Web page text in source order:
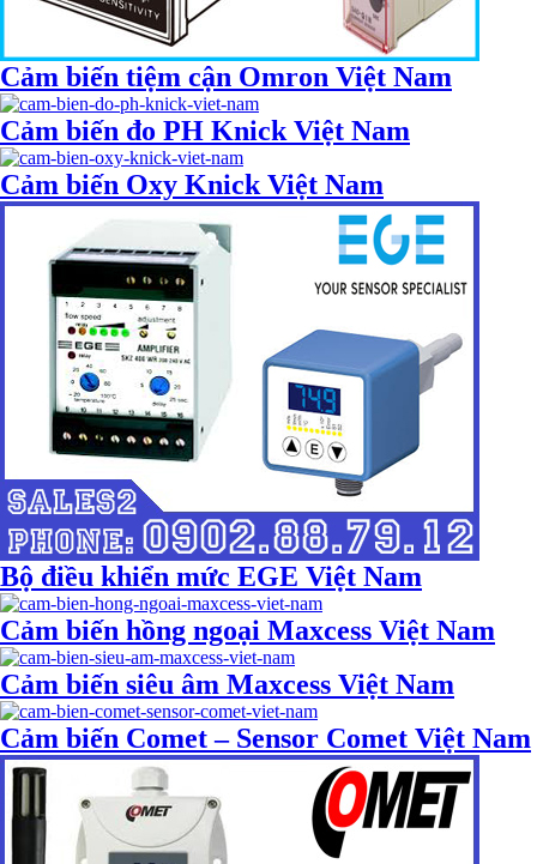
Cảm biến tiệm cận Omron Việt Nam
Cảm biến đo PH Knick Việt Nam
Cảm biến Oxy Knick Việt Nam
Bộ điều khiển mức EGE Việt Nam
Cảm biến hồng ngoại Maxcess Việt Nam
Cảm biến siêu âm Maxcess Việt Nam
Cảm biến Comet – Sensor Comet Việt Nam